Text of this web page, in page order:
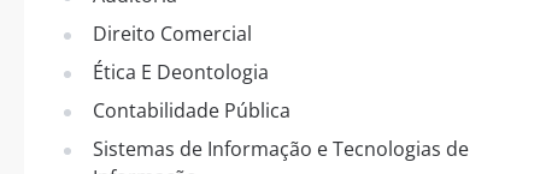
Direito Comercial
Ética E Deontologia
Contabilidade Pública
Sistemas de Informação e Tecnologias de